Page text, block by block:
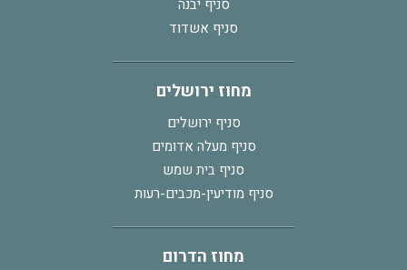
סניף יבנה
סניף אשדוד
מחוז ירושלים
סניף ירושלים
סניף מעלה אדומים
סניף בית שמש
סניף מודיעין-מכבים-רעות
מחוז הדרום